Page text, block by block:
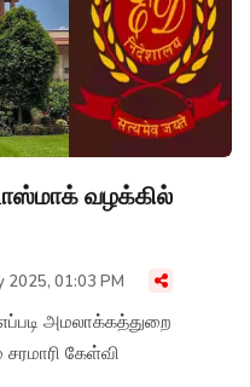
வழக்கில்
2025, 01:03 PM
அமலாக்கத்துறை
சரமாரி கேள்வி